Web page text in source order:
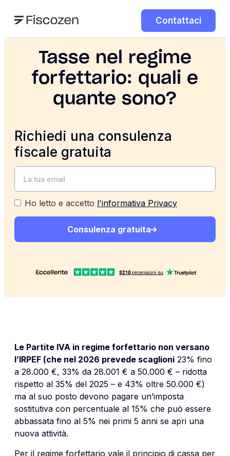
Contattaci
Tasse nel regime
forfettario: quali e
quante sono?
Richiedi una consulenza
fiscale gratuita
Ho letto e accetto l'informativa Privacy
Consulenza gratuita
Le Partite IVA in regime forfettario non versano
l’IRPEF (che nel 2026 prevede scaglioni 23% fino
a 28.000 €, 33% da 28.001 € a 50.000 € – ridotta
rispetto al 35% del 2025 – e 43% oltre 50.000 €)
ma al suo posto devono pagare un’imposta
sostitutiva con percentuale al 15% che può essere
abbassata fino al 5% nei primi 5 anni se apri una
nuova attività.
Per il regime forfettario vale il principio di cassa per